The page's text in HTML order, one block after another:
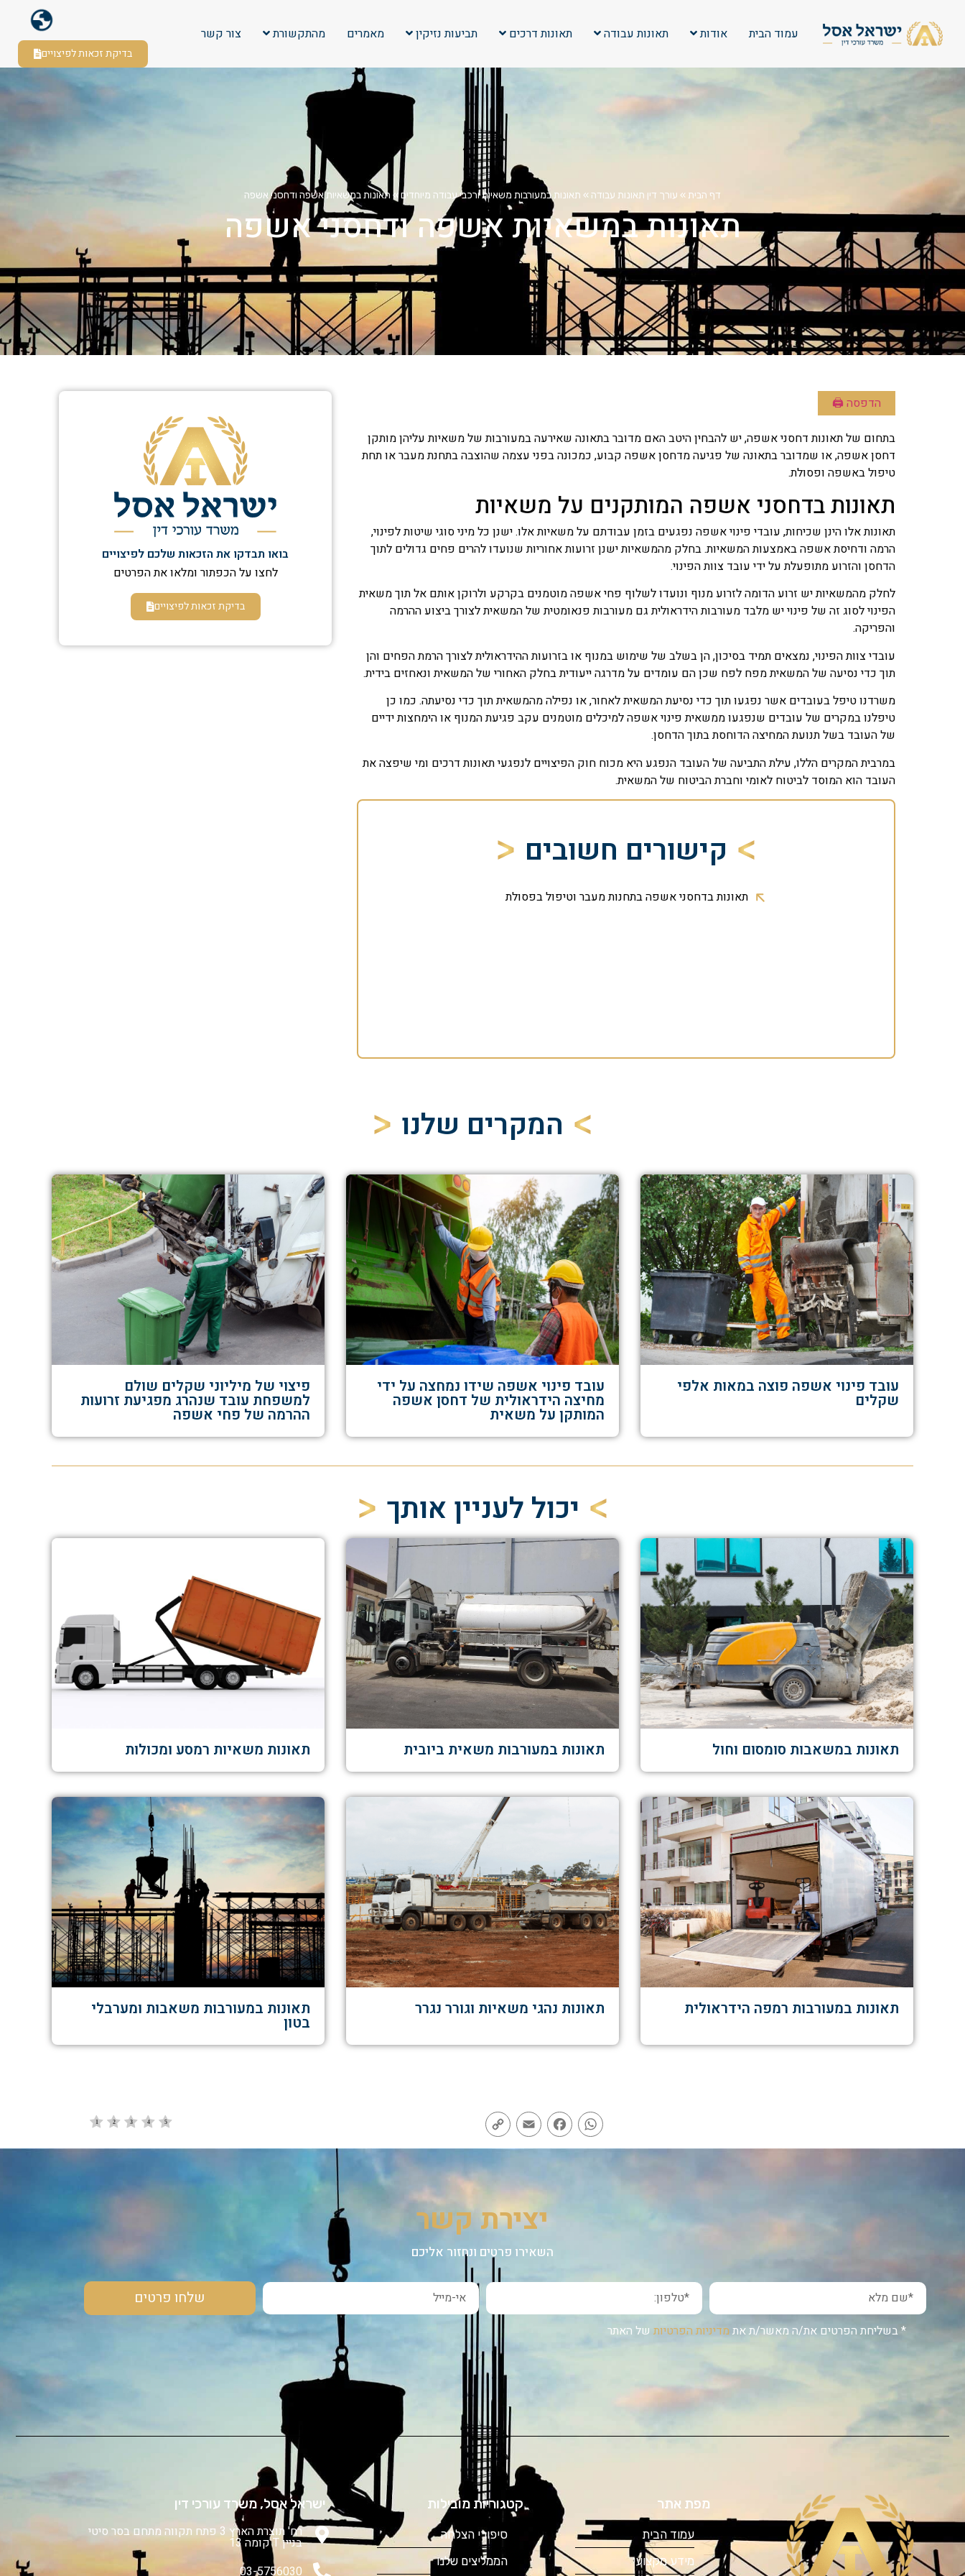
עמוד הבית אודות תאונות עבודה תאונות דרכים תביעות נזיקין מאמרים מהתקשורת צור קשר
בדיקת זכאות לפיצויים
דף הבית» עורך דין תאונות עבודה» תאונות במעורבות משאיות ורכבי עבודה מיוחדים» תאונות במשאיות אשפה ודחסני אשפה
תאונות במשאיות אשפה ודחסני אשפה
הדפסה 🖨
בתחום של תאונות דחסני אשפה, יש להבחין היטב האם מדובר בתאונה שאירעה במעורבות של משאיות עליהן מותקן
דחסן אשפה, או שמדובר בתאונה של פגיעה מדחסן אשפה קבוע, כמכונה בפני עצמה שהוצבה בתחנת מעבר או תחת
טיפול באשפה ופסולת.
תאונות בדחסני אשפה המותקנים על משאיות
תאונות אלו הינן שכיחות, עובדי פינוי אשפה נפגעים בזמן עבודתם על משאיות אלו. ישנן כל מיני סוגי שיטות לפינוי,
הרמה ודחיסת אשפה באמצעות המשאיות. בחלק מהמשאיות ישנן זרועות אחוריות שנועדו להרים פחים גדולים לתוך
הדחסן והזרוע מתופעלת על ידי עובד צוות הפינוי.
לחלק מהמשאיות יש זרוע הדומה לזרוע מנוף ונועדו לשלוף פחי אשפה מוטמנים בקרקע ולרוקן אותם אל תוך משאית
הפינוי לסוג זה של פינוי יש מלבד מעורבות הידראולית גם מעורבות פנאומטית של המשאית לצורך ביצוע ההרמה
והפריקה.
עובדי צוות הפינוי, נמצאים תמיד בסיכון, הן בשלב של שימוש במנוף או בזרועות ההידראולית לצורך הרמת הפחים והן
תוך כדי נסיעה של המשאית מפח לפח שכן הם עומדים על מדרגה ייעודית בחלק האחורי של המשאית ונאחזים בידית.
משרדנו טיפל בעובדים אשר נפגעו תוך כדי נסיעת המשאית לאחור, או נפילה מהמשאית תוך כדי נסיעתה. כמו כן
טיפלנו במקרים של עובדים שנפגעו ממשאית פינוי אשפה למיכלים מוטמנים עקב פגיעת המנוף או הימחצות ידיים
של העובד בשל תנועת המחיצה הדוחסת בתוך הדחסן.
במרבית המקרים הללו, עילת התביעה של העובד הנפגע היא מכוח חוק הפיצויים לנפגעי תאונות דרכים ומי שיפצה את
העובד הוא המוסד לביטוח לאומי וחברת הביטוח של המשאית.
קישורים חשובים
תאונות בדחסני אשפה בתחנות מעבר וטיפול בפסולת
בואו תבדקו את הזכאות שלכם לפיצויים
לחצו על הכפתור ומלאו את הפרטים
בדיקת זכאות לפיצויים
המקרים שלנו
עובד פינוי אשפה פוצה במאות אלפי
שקלים
עובד פינוי אשפה שידו נמחצה על ידי
מחיצה הידראולית של דחסן אשפה
המותקן על משאית
פיצוי של מיליוני שקלים שולם
למשפחת עובד שנהרג מפגיעת זרועות
ההרמה של פחי אשפה
יכול לעניין אותך
תאונות במשאבות סומסום וחול תאונות במעורבות משאית ביובית תאונות משאיות רמסע ומכולות
תאונות במעורבות רמפה הידראולית תאונות נהגי משאיות וגורר נגרר תאונות במעורבות משאבות ומערבלי
בטון
WhatsApp
Facebook
Email
יצירת קשר
השאירו פרטים ונחזור אליכם
שלחו פרטים
* בשליחת הפרטים את/ה מאשר/ת את מדיניות הפרטיות של האתר
מפת אתר
עמוד הבית
מידע מקצועי
קטגוריות מובילות
סיפורי הצלחה
הממליצים שלנו
ישראל אסל, משרד עורכי דין
רח' תוצרת הארץ 3 פתח תקווה מתחם בסר סיטי
בניין T קומה 13
03-5756030